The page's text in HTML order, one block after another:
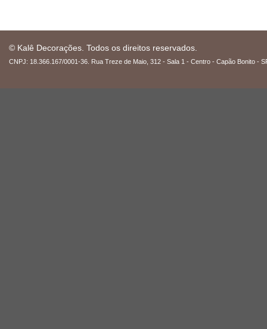
© Kalê Decorações. Todos os direitos reservados.
CNPJ: 18.366.167/0001-36. Rua Treze de Maio, 312 - Sala 1 - Centro - Capão Bonito -